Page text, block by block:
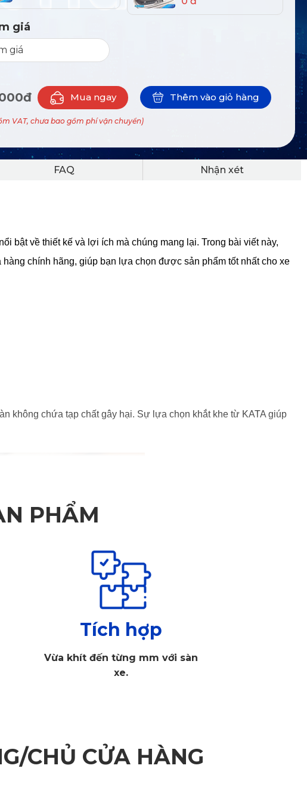
giá
Mua ngay Thêm vào giỏ hàng
VAT, chưa bao gồm phí vận chuyển)
FAQ Nhận xét
bật về thiết kế và lợi ích mà chúng mang lại. Trong bài viết này,
chính hãng, giúp bạn lựa chọn được sản phẩm tốt nhất cho xe
không chứa tạp chất gây hại. Sự lựa chọn khắt khe từ KATA giúp
PHẨM
Tích hợp
Vừa khít đến từng mm với sàn
xe.
CHỦ CỬA HÀNG